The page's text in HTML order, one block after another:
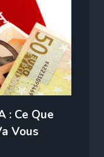
: Ce Que
Vous